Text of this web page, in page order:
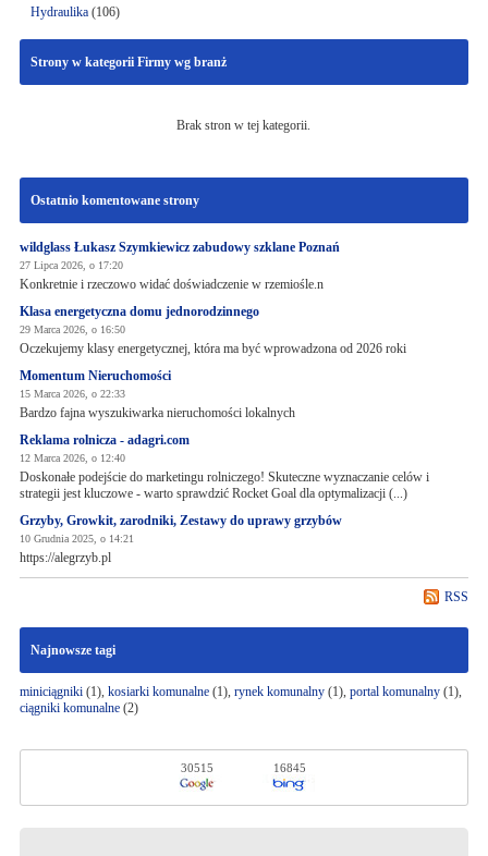
Hydraulika(106)
Strony w kategorii Firmy wg branż
Brak stron w tej kategorii.
Ostatnio komentowane strony
wildglass Łukasz Szymkiewicz zabudowy szklane Poznań
27 Lipca 2026, o 17:20
Konkretnie i rzeczowo widać doświadczenie w rzemiośle.n
Klasa energetyczna domu jednorodzinnego
29 Marca 2026, o 16:50
Oczekujemy klasy energetycznej, która ma być wprowadzona od 2026 roki
Momentum Nieruchomości
15 Marca 2026, o 22:33
Bardzo fajna wyszukiwarka nieruchomości lokalnych
Reklama rolnicza - adagri.com
12 Marca 2026, o 12:40
Doskonałe podejście do marketingu rolniczego! Skuteczne wyznaczanie celów i
strategii jest kluczowe - warto sprawdzić Rocket Goal dla optymalizacji (...)
Grzyby, Growkit, zarodniki, Zestawy do uprawy grzybów
10 Grudnia 2025, o 14:21
https://alegrzyb.pl
RSS
Najnowsze tagi
miniciągniki(1), kosiarki komunalne(1), rynek komunalny(1), portal komunalny(1),
ciągniki komunalne(2)
30515 16845